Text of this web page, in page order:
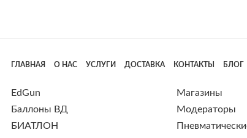
ГЛАВНАЯ О НАС УСЛУГИ ДОСТАВКА КОНТАКТЫ БЛОГ
EdGun
Баллоны ВД
БИАТЛОН
Магазины
Модераторы